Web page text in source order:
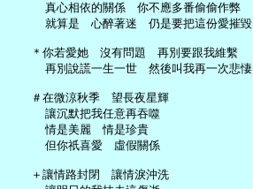
     真心相依的關係　你不應多番偷偷作弊
     就算是　心醉著迷　仍是要把這份愛摧毀
   ＊你若愛她　沒有問題　再別要跟我維繫
     再別說謊一生一世　然後叫我再一次悲悽
   ＃在微涼秋季　望長夜星輝
     讓沉默把我任意再吞噬
     情是美麗　情是珍貴
     但你祇喜愛　虛假關係
   ＋讓情路封閉　讓情淚沖洗